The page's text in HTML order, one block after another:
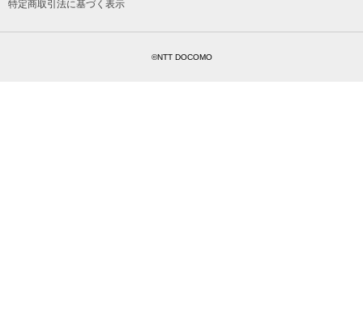
特定商取引法に基づく表示
©NTT DOCOMO